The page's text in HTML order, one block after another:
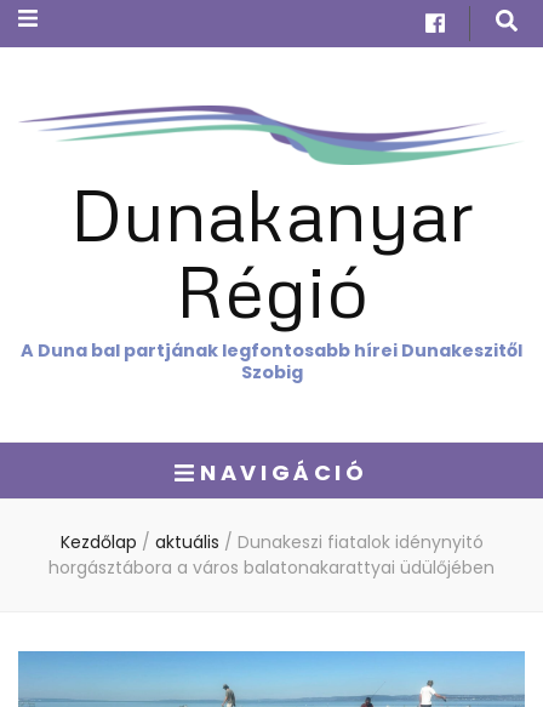
Dunakanyar
Régió
A Duna bal partjának legfontosabb hírei Dunakeszitől
Szobig
NAVIGÁCIÓ
Kezdőlap / aktuális / Dunakeszi fiatalok idénynyitó
horgásztábora a város balatonakarattyai üdülőjében